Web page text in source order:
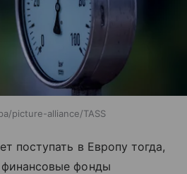
picture-alliance/TASS
поступать в Европу тогда,
финансовые фонды